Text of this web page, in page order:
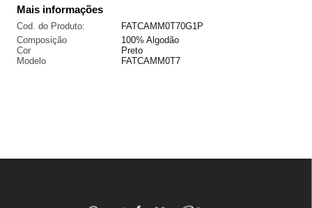
Mais informações
Cod. do Produto:
FATCAMM0T70G1P
Composição
100% Algodão
Cor
Preto
Modelo
FATCAMM0T7